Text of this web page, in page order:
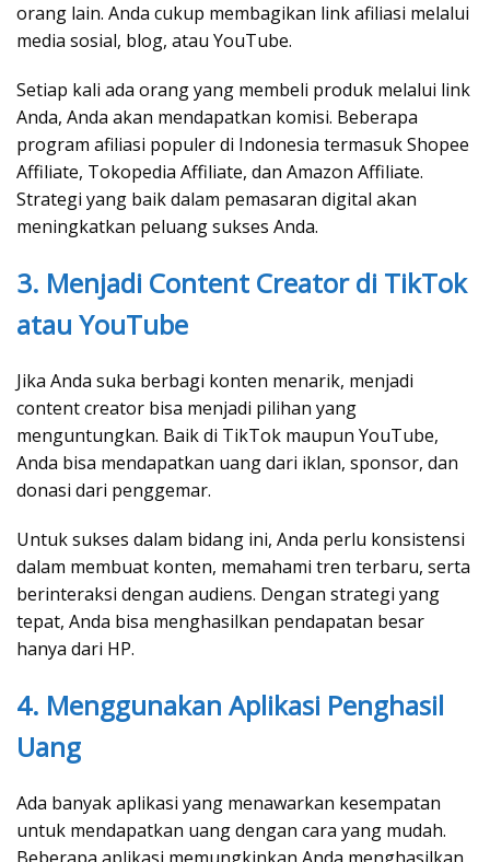
orang lain. Anda cukup membagikan link afiliasi melalui
media sosial, blog, atau YouTube.
Setiap kali ada orang yang membeli produk melalui link
Anda, Anda akan mendapatkan komisi. Beberapa
program afiliasi populer di Indonesia termasuk Shopee
Affiliate, Tokopedia Affiliate, dan Amazon Affiliate.
Strategi yang baik dalam pemasaran digital akan
meningkatkan peluang sukses Anda.
3. Menjadi Content Creator di TikTok
atau YouTube
Jika Anda suka berbagi konten menarik, menjadi
content creator bisa menjadi pilihan yang
menguntungkan. Baik di TikTok maupun YouTube,
Anda bisa mendapatkan uang dari iklan, sponsor, dan
donasi dari penggemar.
Untuk sukses dalam bidang ini, Anda perlu konsistensi
dalam membuat konten, memahami tren terbaru, serta
berinteraksi dengan audiens. Dengan strategi yang
tepat, Anda bisa menghasilkan pendapatan besar
hanya dari HP.
4. Menggunakan Aplikasi Penghasil
Uang
Ada banyak aplikasi yang menawarkan kesempatan
untuk mendapatkan uang dengan cara yang mudah.